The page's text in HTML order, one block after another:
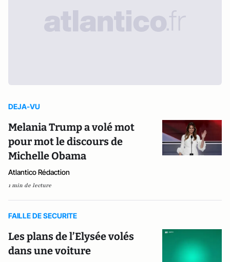
DEJA-VU
Melania Trump a volé mot
pour mot le discours de
Michelle Obama
Atlantico Rédaction
1 min de lecture
FAILLE DE SECURITE
Les plans de l’Elysée volés
dans une voiture